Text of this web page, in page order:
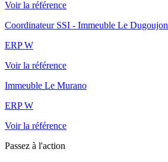
Voir la référence
Coordinateur SSI - Immeuble Le Dugoujon
ERP W
Voir la référence
Immeuble Le Murano
ERP W
Voir la référence
Passez à l'action